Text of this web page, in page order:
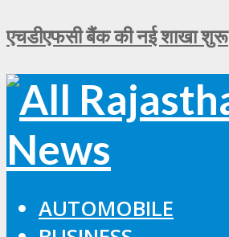
एचडीएफसी बैंक की नई शाखा शुरू
AUTOMOBILE